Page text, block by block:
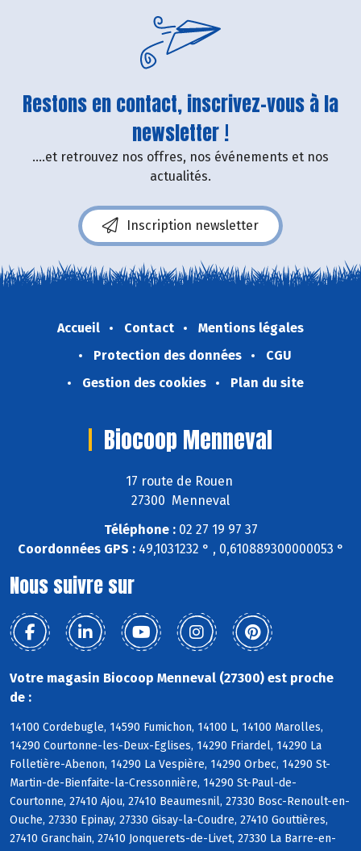
Restons en contact, inscrivez-vous à la
newsletter !
....et retrouvez nos offres, nos événements et nos
actualités.
Inscription newsletter
Accueil Contact
Mentions légales
Protection des données
CGU
Gestion des cookies
Plan du site
Biocoop Menneval
17 route de Rouen
27300 Menneval
Téléphone :02 27 19 97 37
Coordonnées GPS :49,1031232 ° , 0,610889300000053 °
Nous suivre sur
Votre magasin Biocoop Menneval (27300) est proche
de :
14100 Cordebugle, 14590 Fumichon, 14100 L, 14100 Marolles,
14290 Courtonne-les-Deux-Eglises, 14290 Friardel, 14290 La
Folletière-Abenon, 14290 La Vespière, 14290 Orbec, 14290 St-
Martin-de-Bienfaite-la-Cressonnière, 14290 St-Paul-de-
Courtonne, 27410 Ajou, 27410 Beaumesnil, 27330 Bosc-Renoult-en-
Ouche, 27330 Epinay, 27330 Gisay-la-Coudre, 27410 Gouttières,
27410 Granchain, 27410 Jonquerets-de-Livet, 27330 La Barre-en-